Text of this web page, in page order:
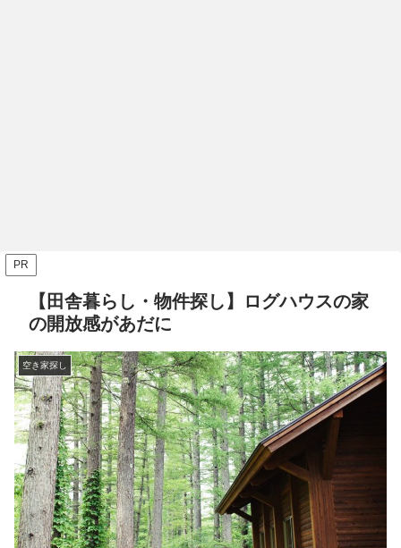
PR
【田舎暮らし・物件探し】ログハウスの家
の開放感があだに
空き家探し